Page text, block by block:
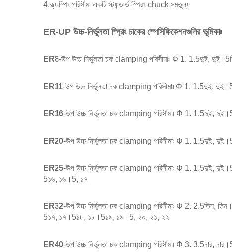
4.ক্ল্যাম্পিং পরিসীমা একটি স্ট্যান্ডার্ড স্প্রিং chuck সমতুল্য
ER-UP উচ্চ-নির্ভুলতা স্প্রিং চাকের স্পেসিফিকেশনগুলির ভূমিকাঃ
ER8-উপ উচ্চ নির্ভুলতা চক clamping পরিসীমাঃ Φ 1. 1.5দুই,
ER11-উপ উচ্চ নির্ভুলতা চক clamping পরিসীমাঃ Φ 1. 1.5দুই,
ER16-উপ উচ্চ নির্ভুলতা চক clamping পরিসীমাঃ Φ 1. 1.5দুই,
ER20-উপ উচ্চ নির্ভুলতা চক clamping পরিসীমাঃ Φ 1. 1.5দুই,
ER25-উপ উচ্চ নির্ভুলতা চক clamping পরিসীমাঃ Φ 1. 1.5দুই,
5১৬, ১৬।5, ১৭
ER32-উপ উচ্চ নির্ভুলতা চক clamping পরিসীমাঃ Φ 2. 2.5তিন,
5১৭, ১৭।5১৮, ১৮।5১৯, ১৯।5, ২০, ২১, ২২
ER40-উপ উচ্চ নির্ভুলতা চক clamping পরিসীমাঃ Φ 3.